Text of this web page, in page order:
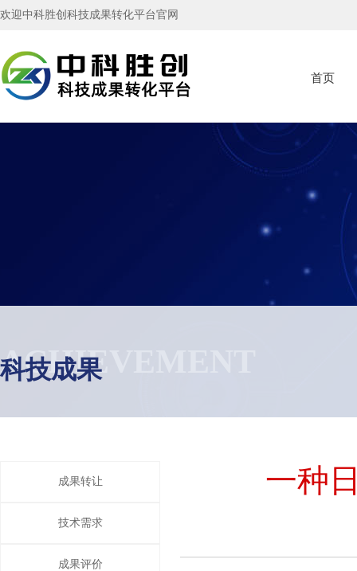
欢迎中科胜创科技成果转化平台官网
首页
ACHIEVEMENT
科技成果
成果转让
技术需求
成果评价
一种